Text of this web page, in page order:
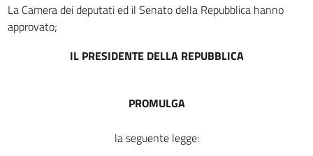
10
La Camera dei deputati ed il Senato della Repubblica hanno
approvato;
IL PRESIDENTE DELLA REPUBBLICA
PROMULGA
la seguente legge: